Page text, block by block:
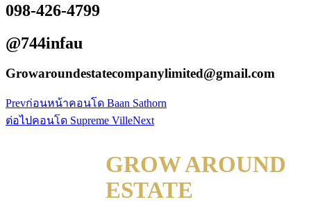
098-426-4799
@744infau
Growaroundestatecompanylimited@gmail.com
Prevก่อนหน้าคอนโด Baan Sathorn
ต่อไปคอนโด Supreme VilleNext
GROW AROUND
ESTATE